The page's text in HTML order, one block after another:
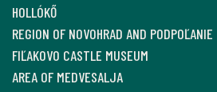
HOLLÓKŐ
REGION OF NOVOHRAD AND PODPOĽANIE
FIĽAKOVO CASTLE MUSEUM
AREA OF MEDVESALJA